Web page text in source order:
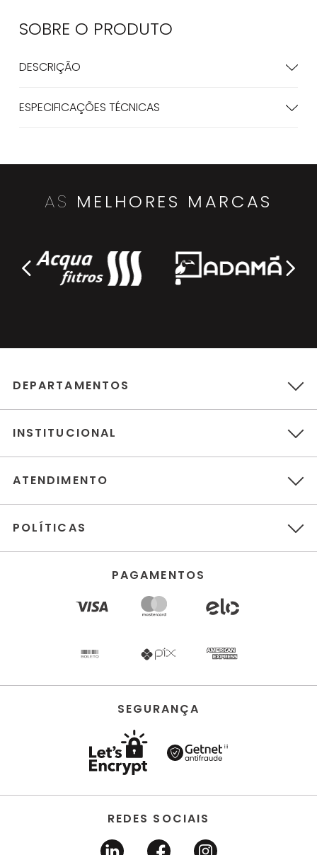
SOBRE O PRODUTO
DESCRIÇÃO
ESPECIFICAÇÕES TÉCNICAS
AS MELHORES MARCAS
DEPARTAMENTOS
INSTITUCIONAL
ATENDIMENTO
POLÍTICAS
PAGAMENTOS
SEGURANÇA
REDES SOCIAIS